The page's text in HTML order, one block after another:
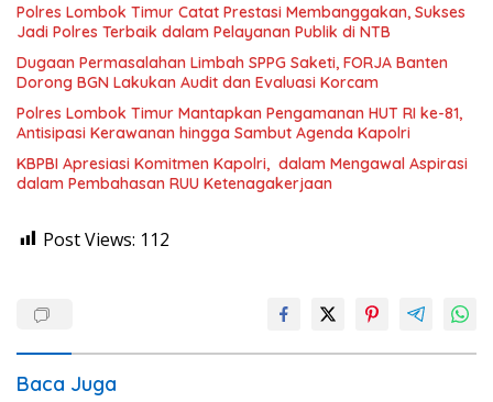
Polres Lombok Timur Catat Prestasi Membanggakan, Sukses
Jadi Polres Terbaik dalam Pelayanan Publik di NTB
Dugaan Permasalahan Limbah SPPG Saketi, FORJA Banten
Dorong BGN Lakukan Audit dan Evaluasi Korcam
Polres Lombok Timur Mantapkan Pengamanan HUT RI ke-81,
Antisipasi Kerawanan hingga Sambut Agenda Kapolri
KBPBI Apresiasi Komitmen Kapolri, dalam Mengawal Aspirasi
dalam Pembahasan RUU Ketenagakerjaan
Post Views: 112
Baca Juga